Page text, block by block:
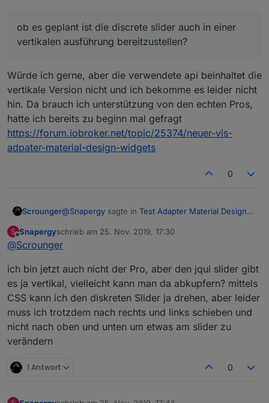
Jalousien zu steuern.
ob es geplant ist die discrete slider auch in einer
vertikalen ausführung bereitzustellen?
Würde ich gerne, aber die verwendete api beinhaltet die
vertikale Version nicht und ich bekomme es leider nicht
hin. Da brauch ich unterstützung von den echten Pros,
hatte ich bereits zu beginn mal gefragt
https://forum.iobroker.net/topic/25374/neuer-vis-
adpater-material-design-widgets
0
Scrounger@Snapergy sagte in Test Adapter Material Design
Würde ich gerne, aber die verwendete api
beinhaltet die vertikale Version nicht und ich
bekomme es leider nicht hin. Da brauch ich
unterstützung von den echten Pros, hatte ich
bereits zu beginn mal gefragt
https://forum.iobroker.net/topic/25374/neuer-vis-
adpater-material-design-widgets
S
Offline
Snapergyschrieb am 25. Nov. 2019, 17:30
zuletzt editiert von
@Scrounger
ich bin jetzt auch nicht der Pro, aber den jqui slider gibt
es ja vertikal, vielleicht kann man da abkupfern? mittels
CSS kann ich den diskreten Slider ja drehen, aber leider
muss ich trotzdem nach rechts und links schieben und
nicht nach oben und unten um etwas am slider zu
verändern
1 Antwort 0